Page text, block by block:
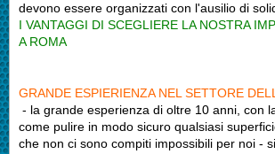
devono essere organizzati con l'ausilio di
I VANTAGGI DI SCEGLIERE LA NOSTRA
A ROMA
GRANDE ESPIERIENZA NEL SETTORE
- la grande esperienza di oltre 10 anni, con
come pulire in modo sicuro qualsiasi
che non ci sono compiti impossibili per noi -